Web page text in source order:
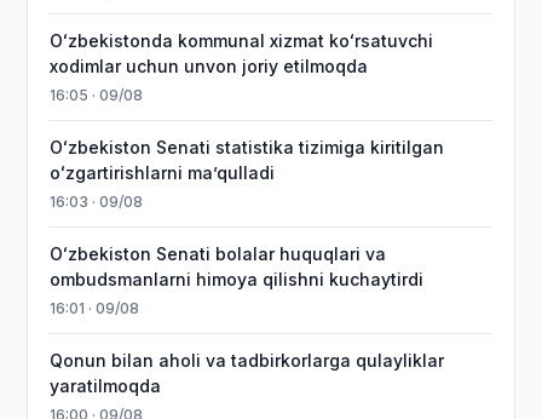
Oʻzbekistonda kommunal xizmat koʻrsatuvchi
xodimlar uchun unvon joriy etilmoqda
16:05 · 09/08
Oʻzbekiston Senati statistika tizimiga kiritilgan
oʻzgartirishlarni maʼqulladi
16:03 · 09/08
Oʻzbekiston Senati bolalar huquqlari va
ombudsmanlarni himoya qilishni kuchaytirdi
16:01 · 09/08
Qonun bilan aholi va tadbirkorlarga qulayliklar
yaratilmoqda
16:00 · 09/08